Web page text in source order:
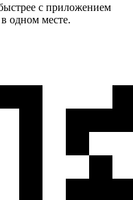
с приложением
одном месте.